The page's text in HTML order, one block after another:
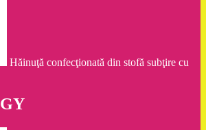
Hăinuţă confecţionată din stofă subţire cu